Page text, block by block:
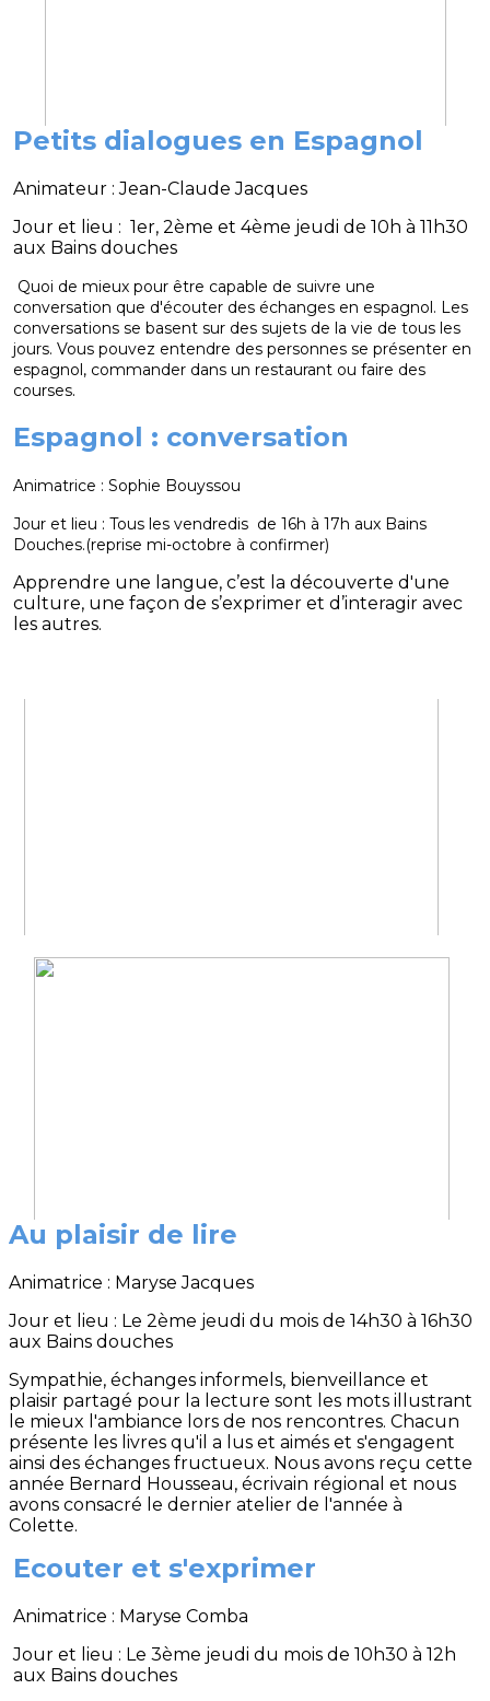
Petits dialogues en Espagnol
Animateur : Jean-Claude Jacques
Jour et lieu : 1er, 2ème et 4ème jeudi de 10h à 11h30
aux Bains douches
Quoi de mieux pour être capable de suivre une
conversation que d'écouter des échanges en espagnol. Les
conversations se basent sur des sujets de la vie de tous les
jours. Vous pouvez entendre des personnes se présenter en
espagnol, commander dans un restaurant ou faire des
courses.
Espagnol : conversation
Animatrice : Sophie Bouyssou
Jour et lieu : Tous les vendredis de 16h à 17h aux Bains
Douches.(reprise mi-octobre à confirmer)
Apprendre une langue, c’est la découverte d'une
culture, une façon de s’exprimer et d’interagir avec
les autres.
Au plaisir de lire
Animatrice : Maryse Jacques
Jour et lieu : Le 2ème jeudi du mois de 14h30 à 16h30
aux Bains douches
Sympathie, échanges informels, bienveillance et
plaisir partagé pour la lecture sont les mots illustrant
le mieux l'ambiance lors de nos rencontres. Chacun
présente les livres qu'il a lus et aimés et s'engagent
ainsi des échanges fructueux. Nous avons reçu cette
année Bernard Housseau, écrivain régional et nous
avons consacré le dernier atelier de l'année à
Colette.
Ecouter et s'exprimer
Animatrice : Maryse Comba
Jour et lieu : Le 3ème jeudi du mois de 10h30 à 12h
aux Bains douches